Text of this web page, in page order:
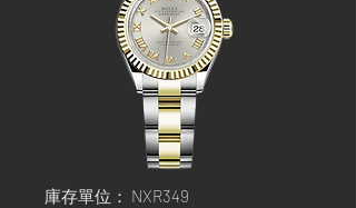
庫存單位： NXR349